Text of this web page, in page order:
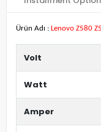
Ürün Adı : Lenovo Z580
Volt
Watt
Amper